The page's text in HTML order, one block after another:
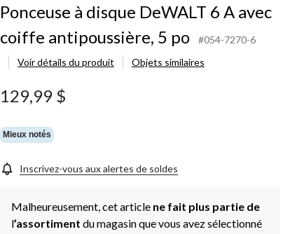
Ponceuse à disque DeWALT 6 A avec
coiffe antipoussière, 5 po
#054-7270-6
Voir détails du produit
Objets similaires
129,99 $
Mieux notés
Inscrivez-vous aux alertes de soldes
Malheureusement, cet article ne fait plus partie de
l’assortiment du magasin que vous avez sélectionné